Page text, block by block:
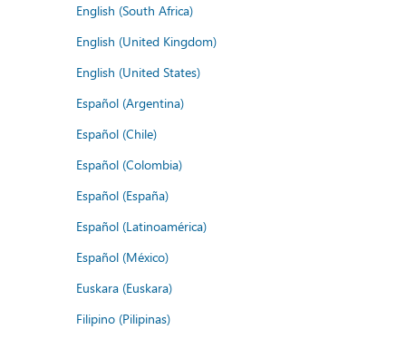
English (South Africa)
English (United Kingdom)
English (United States)
Español (Argentina)
Español (Chile)
Español (Colombia)
Español (España)
Español (Latinoamérica)
Español (México)
Euskara (Euskara)
Filipino (Pilipinas)